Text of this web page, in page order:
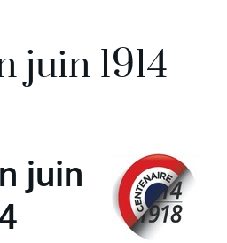
juin 1914
juin